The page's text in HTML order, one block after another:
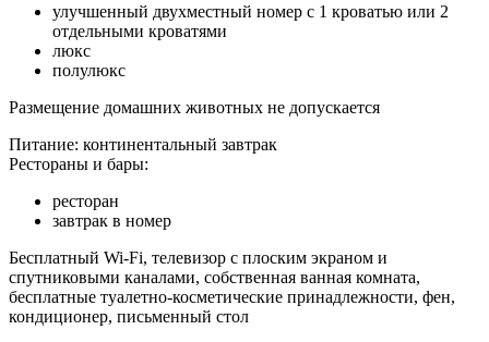
улучшенный двухместный номер с 1 кроватью или 2
отдельными кроватями
люкс
полулюкс
Размещение домашних животных не допускается
Питание: континентальный завтрак
Рестораны и бары:
ресторан
завтрак в номер
Бесплатный Wi-Fi, телевизор с плоским экраном и
спутниковыми каналами, собственная ванная комната,
бесплатные туалетно-косметические принадлежности, фен,
кондиционер, письменный стол